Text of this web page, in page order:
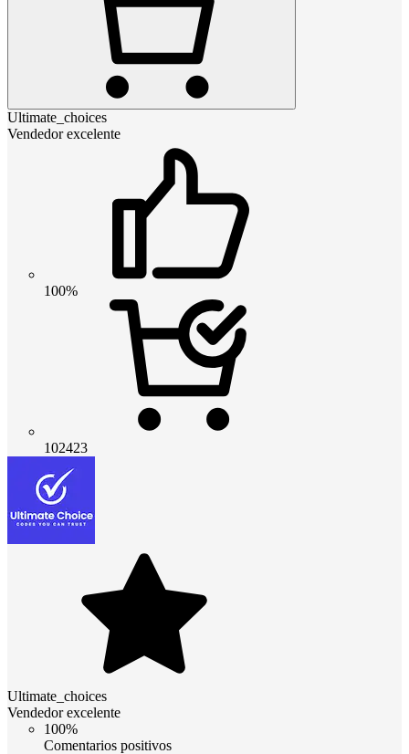
Ultimate_choices
Vendedor excelente
100%
102423
Ultimate_choices
Vendedor excelente
100%
Comentarios positivos